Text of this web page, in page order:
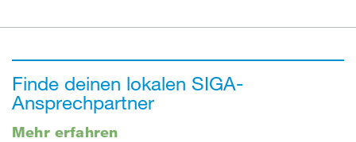
Finde deinen lokalen SIGA-
Ansprechpartner
Mehr erfahren